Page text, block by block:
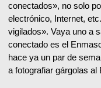
conectados», no solo
electrónico, Internet,
vigilados». Vaya uno a
conectado es el
hace ya un par de
a fotografiar gárgolas al